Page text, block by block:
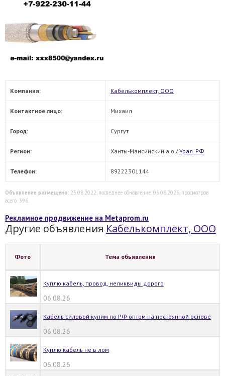
Компания: Кабелькомплект, ООО
Контактное лицо: Михаил
Город: Сургут
Регион: Ханты-Мансийский а.о./Урал. РФ
Телефон: 89222301144
Объявление размещено: 23.08.2022, последнее обновление: 06.08.2026, просмотров
всего: 396.
Рекламное продвижение на Metaprom.ru
Другие объявления Кабелькомплект, ООО
Фото Тема объявления
Куплю кабель, провод, неликвиды дорого
06.08.26
Кабель силовой купим по РФ оптом на постоянной основе
06.08.26
Куплю кабель не в лом
06.08.26